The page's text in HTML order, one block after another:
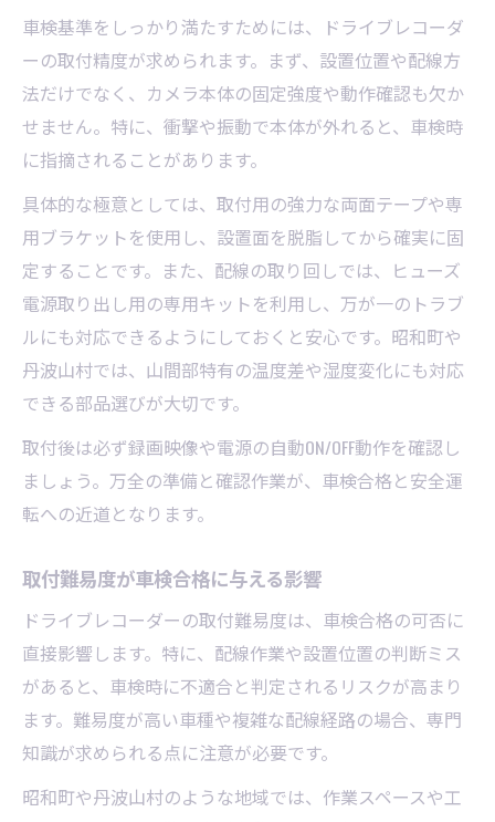
車検基準をしっかり満たすためには、ドライブレコーダ
ーの取付精度が求められます。まず、設置位置や配線方
法だけでなく、カメラ本体の固定強度や動作確認も欠か
せません。特に、衝撃や振動で本体が外れると、車検時
に指摘されることがあります。
具体的な極意としては、取付用の強力な両面テープや専
用ブラケットを使用し、設置面を脱脂してから確実に固
定することです。また、配線の取り回しでは、ヒューズ
電源取り出し用の専用キットを利用し、万が一のトラブ
ルにも対応できるようにしておくと安心です。昭和町や
丹波山村では、山間部特有の温度差や湿度変化にも対応
できる部品選びが大切です。
取付後は必ず録画映像や電源の自動ON/OFF動作を確認し
ましょう。万全の準備と確認作業が、車検合格と安全運
転への近道となります。
取付難易度が車検合格に与える影響
ドライブレコーダーの取付難易度は、車検合格の可否に
直接影響します。特に、配線作業や設置位置の判断ミス
があると、車検時に不適合と判定されるリスクが高まり
ます。難易度が高い車種や複雑な配線経路の場合、専門
知識が求められる点に注意が必要です。
昭和町や丹波山村のような地域では、作業スペースや工